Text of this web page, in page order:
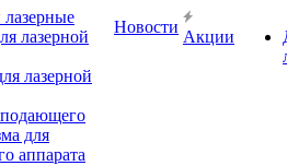
лазерные
лазерной
лазерной
для
аппарата
Новости
Акции